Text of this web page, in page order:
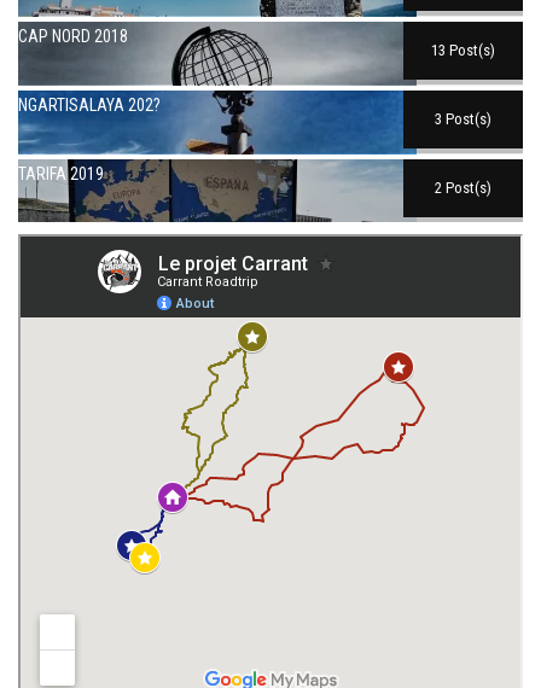
CAP NORD 2018
13 Post(s)
NGARTISALAYA 202?
3 Post(s)
TARIFA 2019
2 Post(s)